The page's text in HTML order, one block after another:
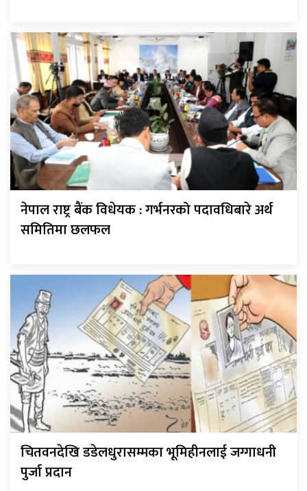
नेपाल राष्ट्र बैंक विधेयक : गर्भनरको पदावधिबारे अर्थ
समितिमा छलफल
चितवनदेखि डडेलधुरासम्मका भूमिहीनलाई जग्गाधनी
पुर्जा प्रदान